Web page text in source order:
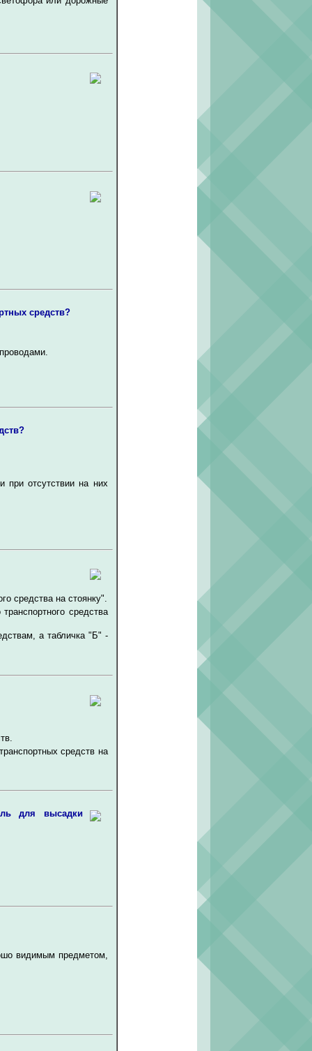
средств?
при отсутствии на них
средства на стоянку".
средства
а табличка "Б" -
средств на
для высадки
видимым предметом,